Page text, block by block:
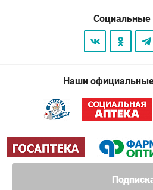
Социальные
Наши